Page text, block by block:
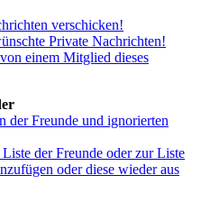
verschicken!
Private Nachrichten!
einem Mitglied dieses
der Freunde und ignorierten
der Freunde oder zur Liste
oder diese wieder aus